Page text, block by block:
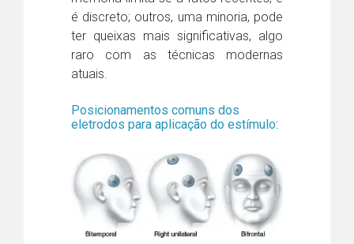
é discreto; outros, uma minoria, pode
ter queixas mais significativas, algo
raro com as técnicas modernas
atuais.
Posicionamentos comuns dos
eletrodos para aplicação do estímulo: